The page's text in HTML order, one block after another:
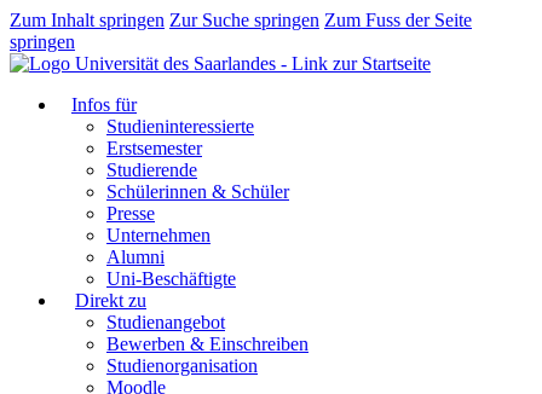
Zum Inhalt springen Zur Suche springen Zum Fuss der Seite
springen
Infos für
Studieninteressierte
Erstsemester
Studierende
Schülerinnen & Schüler
Presse
Unternehmen
Alumni
Uni-Beschäftigte
Direkt zu
Studienangebot
Bewerben & Einschreiben
Studienorganisation
Moodle